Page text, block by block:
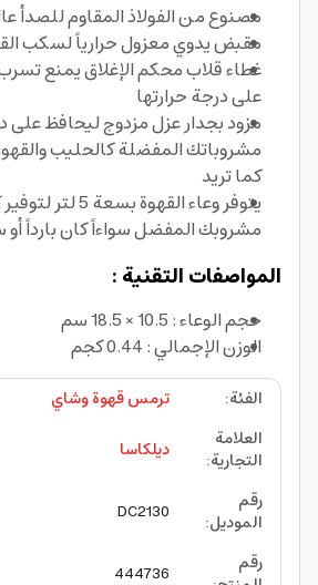
مصنوع من الفولاذ المقاوم للصدأ
مقبض يدوي معزول حرارياً لسكب
غطاء قلاب محكم الإغلاق يمنع
على درجة حرارتها
مزود بجدار عزل مزدوج ليحافظ على
مشروباتك المفضلة كالحليب
كما تريد
يتوفر وعاء القهوة
مشروبك المفضل سواءاً كان بارداً أو
المواصفات التقنية :
حجم الوعاء : 10.5 × 18.5 سم
الوزن الإجمالي : 0.44 كجم
الفئة:
ترمس قهوة وشاي
العلامة
التجارية:
ديلكاسا
رقم
الموديل:
DC2130
رقم
444736